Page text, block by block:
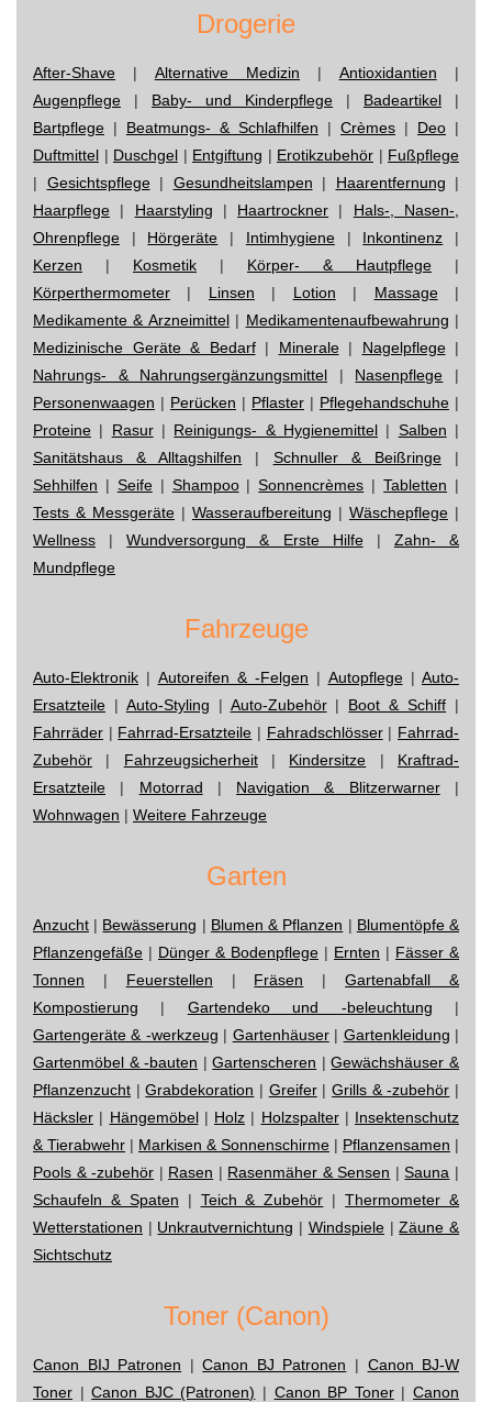
Drogerie
After-Shave | Alternative Medizin | Antioxidantien |
Augenpflege | Baby- und Kinderpflege | Badeartikel |
Bartpflege | Beatmungs- & Schlafhilfen | Crèmes | Deo |
Duftmittel | Duschgel | Entgiftung | Erotikzubehör | Fußpflege
| Gesichtspflege| Gesundheitslampen | Haarentfernung |
Haarpflege | Haarstyling | Haartrockner | Hals-, Nasen-,
Ohrenpflege | Hörgeräte | Intimhygiene| Inkontinenz |
Kerzen | Kosmetik | Körper- & Hautpflege |
Körperthermometer | Linsen | Lotion | Massage|
Medikamente & Arzneimittel| Medikamentenaufbewahrung |
Medizinische Geräte & Bedarf| Minerale| Nagelpflege|
Nahrungs- & Nahrungsergänzungsmittel | Nasenpflege |
Personenwaagen | Perücken | Pflaster | Pflegehandschuhe |
Proteine | Rasur| Reinigungs- & Hygienemittel | Salben |
Sanitätshaus & Alltagshilfen | Schnuller & Beißringe|
Sehhilfen | Seife| Shampoo|Sonnencrèmes |Tabletten |
Tests & Messgeräte | Wasseraufbereitung | Wäschepflege |
Wellness |Wundversorgung & Erste Hilfe| Zahn- &
Mundpflege
Fahrzeuge
Auto-Elektronik | Autoreifen & -Felgen | Autopflege| Auto-
Ersatzteile | Auto-Styling | Auto-Zubehör| Boot & Schiff |
Fahrräder | Fahrrad-Ersatzteile | Fahradschlösser| Fahrrad-
Zubehör | Fahrzeugsicherheit| Kindersitze | Kraftrad-
Ersatzteile | Motorrad | Navigation & Blitzerwarner|
Wohnwagen | Weitere Fahrzeuge
Garten
Anzucht | Bewässerung | Blumen & Pflanzen | Blumentöpfe &
Pflanzengefäße | Dünger & Bodenpflege | Ernten | Fässer &
Tonnen | Feuerstellen | Fräsen |Gartenabfall &
Kompostierung | Gartendeko und -beleuchtung |
Gartengeräte & -werkzeug | Gartenhäuser| Gartenkleidung |
Gartenmöbel & -bauten |Gartenscheren |Gewächshäuser &
Pflanzenzucht |Grabdekoration | Greifer|Grills & -zubehör |
Häcksler | Hängemöbel| Holz | Holzspalter| Insektenschutz
& Tierabwehr | Markisen & Sonnenschirme | Pflanzensamen |
Pools & -zubehör | Rasen | Rasenmäher & Sensen |Sauna |
Schaufeln & Spaten | Teich & Zubehör |Thermometer &
Wetterstationen | Unkrautvernichtung | Windspiele|Zäune &
Sichtschutz
Toner (Canon)
Canon BIJ Patronen |Canon BJ Patronen | Canon BJ-W
Toner |Canon BJC (Patronen) | Canon BP Toner|Canon